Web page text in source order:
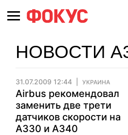
НОВОСТИ
31.07.2009 12:44 УКРАИНА
Airbus рекомендовал
заменить две трети
датчиков скорости на
А330 и А340